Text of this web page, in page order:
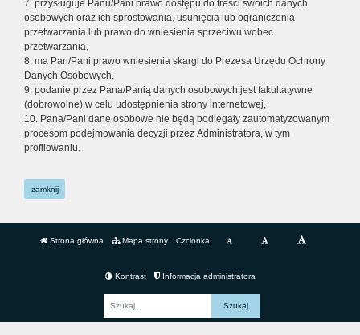
7. przysługuje Panu/Pani prawo dostępu do treści swoich danych
osobowych oraz ich sprostowania, usunięcia lub ograniczenia
przetwarzania lub prawo do wniesienia sprzeciwu wobec
przetwarzania,
8. ma Pan/Pani prawo wniesienia skargi do Prezesa Urzędu Ochrony
Danych Osobowych,
9. podanie przez Pana/Panią danych osobowych jest fakultatywne
(dobrowolne) w celu udostępnienia strony internetowej,
10. Pana/Pani dane osobowe nie będą podlegały zautomatyzowanym
procesom podejmowania decyzji przez Administratora, w tym
profilowaniu.
zamknij
Strona główna Mapa strony Czcionka
Kontrast Informacja administratora